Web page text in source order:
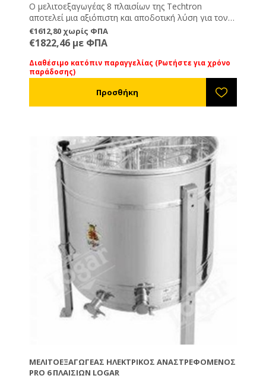
Ο μελιτοεξαγωγέας 8 πλαισίων της Techtron
αποτελεί μια αξιόπιστη και αποδοτική λύση για τον
σύγχρονο μελισσοκόμο, προσφέροντας γρήγορη και
εύκολη εξαγωγή μελιού με υψηλή απόδοση. Είναι
κατασκευασμένος από ανοξείδωτο ατσάλι υψηλής
ποιότητας (INOX 304), εξασφαλίζοντας αντοχή στη
χρήση και μεγάλη διάρκεια ζωής. Διαθέτει πλήρως
λειτουργία με inverter, καθώς και αυτόματη
αναστροφή πλαισίων για ομοιόμορφη και
κραδασμών προσφέρουν άνεση και σταθερότητα
κατά τη χρήση. Ο μελιτοεξαγωγέας λειτουργεί με
220V. Διαθέτει διάφανο καπάκι plexiglass,
ηλεκτρονικό πίνακα ελέγχου για ρύθμιση χρόνου και
στροφών, καθώς και δύο ανοξείδωτες κάνουλες για
ομαλή ροή του μελιού. Τεχνικά χαρακτηριστικά:
Χωρητικότητα: 8 πλαίσια Moter: 0.37kW Στροφές: έως
200 rpm Διάμετρος κάδου: 850mm Μέγεθος κασέτας:
270Χ480mm Τροφοδοσία: 220V / 12V Κατασκευή:
Ανοξείδωτο ατσάλι INOX 304 Εξωτερικές διαστάσεις:
περίπου 95 × 95 × 135 cm (Δ x Π x Υ)
€1612,80 χωρίς ΦΠΑ
€1822,46 με ΦΠΑ
Διαθέσιμο κατόπιν παραγγελίας (Ρωτήστε για χρόνο
παράδοσης)
ΜΕΛΙΤΟΕΞΑΓΩΓΈΑΣ ΗΛΕΚΤΡΙΚΌΣ ΑΝΑΣΤΡΕΦΌΜΕΝΟΣ
PRO 6 ΠΛΑΙΣΊΩΝ LOGAR